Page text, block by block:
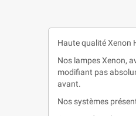
Haute qualité Xenon
Nos lampes Xenon,
modifiant pas
avant.
Nos systèmes